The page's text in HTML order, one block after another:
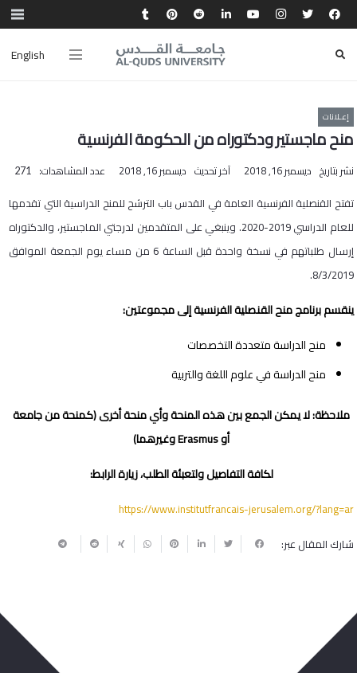
English
إعـلانات
منح ماجستير ودكتوراه من الحكومة الفرنسية
نشر بتاريخ ديسمبر 16, 2018 آخر تحديث ديسمبر 16, 2018 عدد المشاهدات: 271
تفتح القنصلية الفرنسية العامة في القدس باب الترشح للمنح الدراسية التي تقدمها
للعام الدراسي 2019-2020. وينبغي على المتقدمين لدرجتي الماجستير، والدكتوراه
إرسال طلباتهم في نسخة واحدة قبل الساعة 6 من مساء يوم الجمعة الموافق
8/3/2019.
ينقسم برنامج منح القنصلية الفرنسية إلى مجموعتين:
منح الدراسة متعددة التخصصات
منح الدراسة في علوم اللغة والتربية
ملاحظة: لا يمكن الجمع بين هذه المنحة وأي منحة أخرى (كمنحة من جامعة
أو Erasmus وغيرهما)
لكافة التفاصيل ولتعبئة الطلب، زيارة الرابط:
https://www.institutfrancais-jerusalem.org/?lang=ar
شارك المقال عبر: